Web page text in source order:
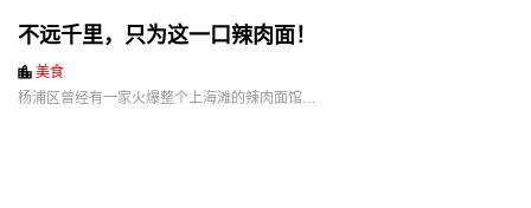
不远千里，只为这一口辣肉面！
美食
杨浦区曾经有一家火爆整个上海滩的辣肉面馆…